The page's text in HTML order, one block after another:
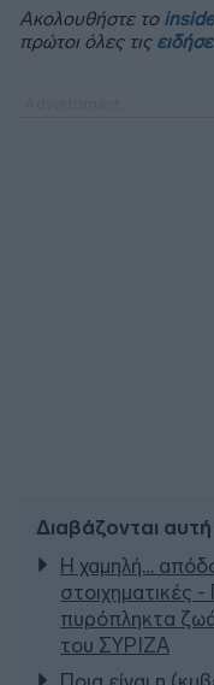
Ακολουθήστε το
πρώτοι όλες τις
Διαβάζονται αυτή
Η χαμηλή…
στοιχηματικές
πυρόπληκτα
του ΣΥΡΙΖΑ